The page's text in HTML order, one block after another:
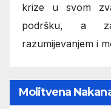
krize u svom
podršku, a
razumijevanjem i
Molitvena